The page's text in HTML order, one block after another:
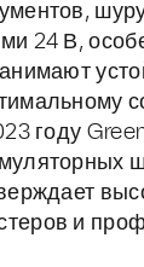
24 В,
году
и